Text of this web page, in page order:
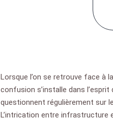
Lorsque l’on se retrouve face à
confusion s’installe dans
questionnent régulièrement sur
L’intrication entre infrastructure